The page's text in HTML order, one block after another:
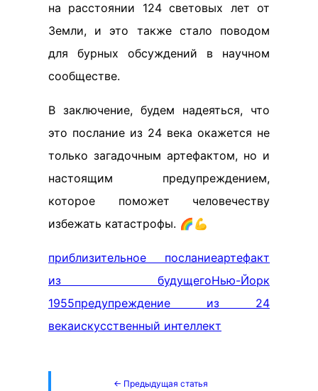
на расстоянии 124 световых лет от
Земли, и это также стало поводом
для бурных обсуждений в научном
сообществе.
В заключение, будем надеяться, что
это послание из 24 века окажется не
только загадочным артефактом, но и
настоящим предупреждением,
которое поможет человечеству
избежать катастрофы. 🌈💪
приблизительное посланиеартефакт
из будущегоНью-Йорк
1955предупреждение из 24
векаискусственный интеллект
← Предыдущая статья